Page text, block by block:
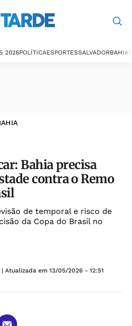
2026POLÍTICAESPORTESSALVADORBAHIA
Bahia precisa
contra o Remo
de temporal e risco de
da Copa do Brasil no
| Atualizada em 13/05/2026 - 12:51